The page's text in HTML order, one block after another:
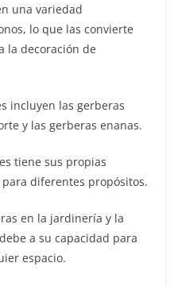
una variedad
lo que las convierte
la decoración de
incluyen las gerberas
y las gerberas enanas.
tiene sus propias
diferentes propósitos.
en la jardinería y la
a su capacidad para
espacio.